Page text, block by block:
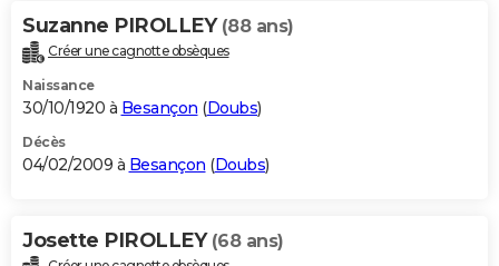
Suzanne PIROLLEY (88 ans)
Créer une cagnotte obsèques
Naissance
30/10/1920 à Besançon (Doubs)
Décès
04/02/2009 à Besançon (Doubs)
Josette PIROLLEY (68 ans)